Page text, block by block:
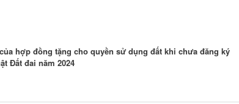
hợp đồng tặng cho quyền sử dụng đất khi chưa đăng ký
Đất đai năm 2024